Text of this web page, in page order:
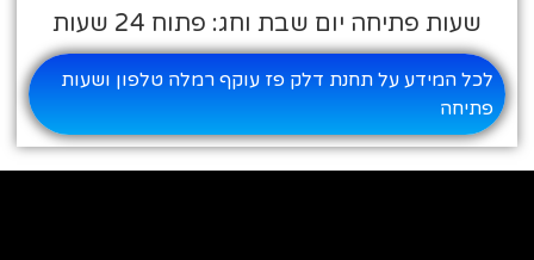
שעות פתיחה יום שבת וחג: פתוח 24 שעות
לכל המידע על תחנת דלק פז עוקף רמלה טלפון ושעות
פתיחה